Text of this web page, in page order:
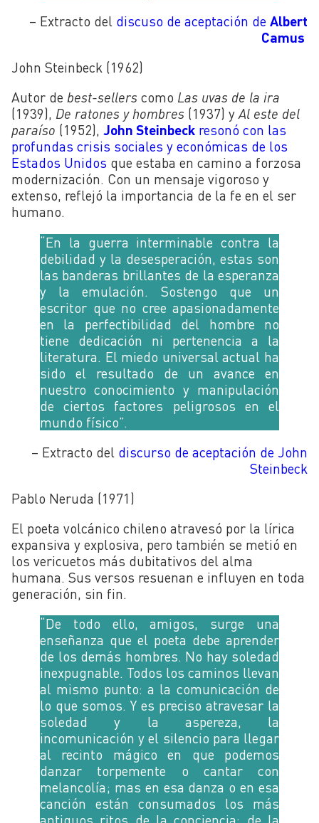
– Extracto del discuso de aceptación de Albert
Camus
John Steinbeck (1962)
Autor de best-sellers como Las uvas de la ira
(1939), De ratones y hombres (1937) y Al este del
paraíso (1952), John Steinbeck resonó con las
profundas crisis sociales y económicas de los
Estados Unidos que estaba en camino a forzosa
modernización. Con un mensaje vigoroso y
extenso, reflejó la importancia de la fe en el ser
humano.
“En la guerra interminable contra la
debilidad y la desesperación, estas son
las banderas brillantes de la esperanza
y la emulación. Sostengo que un
escritor que no cree apasionadamente
en la perfectibilidad del hombre no
tiene dedicación ni pertenencia a la
literatura. El miedo universal actual ha
sido el resultado de un avance en
nuestro conocimiento y manipulación
de ciertos factores peligrosos en el
mundo físico”.
– Extracto del discurso de aceptación de John
Steinbeck
Pablo Neruda (1971)
El poeta volcánico chileno atravesó por la lírica
expansiva y explosiva, pero también se metió en
los vericuetos más dubitativos del alma
humana. Sus versos resuenan e influyen en toda
generación, sin fin.
“De todo ello, amigos, surge una
enseñanza que el poeta debe aprender
de los demás hombres. No hay soledad
inexpugnable. Todos los caminos llevan
al mismo punto: a la comunicación de
lo que somos. Y es preciso atravesar la
soledad y la aspereza, la
incomunicación y el silencio para llegar
al recinto mágico en que podemos
danzar torpemente o cantar con
melancolía; mas en esa danza o en esa
canción están consumados los más